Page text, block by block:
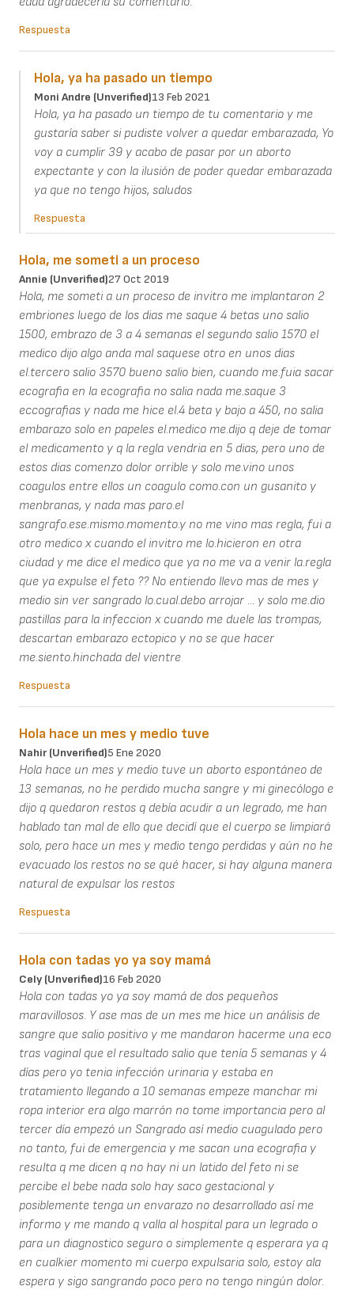
Respuesta
Hola, ya ha pasado un tiempo
Moni Andre (unverified)13 Feb 2021
Hola, ya ha pasado un tiempo de tu comentario y me
gustaría saber si pudiste volver a quedar embarazada, Yo
voy a cumplir 39 y acabo de pasar por un aborto
expectante y con la ilusión de poder quedar embarazada
ya que no tengo hijos, saludos
Respuesta
Hola, me someti a un proceso
Annie (unverified)27 Oct 2019
Hola, me someti a un proceso de invitro me implantaron 2
embriones luego de los dias me saque 4 betas uno salio
1500, embrazo de 3 a 4 semanas el segundo salio 1570 el
medico dijo algo anda mal saquese otro en unos dias
el.tercero salio 3570 bueno salio bien, cuando me.fuia sacar
ecografia en la ecografia no salia nada me.saque 3
eccografias y nada me hice el.4 beta y bajo a 450, no salia
embarazo solo en papeles el.medico me.dijo q deje de tomar
el medicamento y q la regla vendria en 5 dias, pero uno de
estos dias comenzo dolor orrible y solo me.vino unos
coagulos entre ellos un coagulo como.con un gusanito y
menbranas, y nada mas paro.el
sangrafo.ese.mismo.momento.y no me vino mas regla, fui a
otro medico x cuando el invitro me lo.hicieron en otra
ciudad y me dice el medico que ya no me va a venir la.regla
que ya expulse el feto ?? No entiendo llevo mas de mes y
medio sin ver sangrado lo.cual.debo arrojar ... y solo me.dio
pastillas para la infeccion x cuando me duele las trompas,
descartan embarazo ectopico y no se que hacer
me.siento.hinchada del vientre
Respuesta
Hola hace un mes y medio tuve
Nahir (unverified)5 Ene 2020
Hola hace un mes y medio tuve un aborto espontáneo de
13 semanas, no he perdido mucha sangre y mi ginecólogo e
dijo q quedaron restos q debía acudir a un legrado, me han
hablado tan mal de ello que decidí que el cuerpo se limpiará
solo, pero hace un mes y medio tengo perdidas y aún no he
evacuado los restos no se qué hacer, si hay alguna manera
natural de expulsar los restos
Respuesta
Hola con tadas yo ya soy mamá
Cely (unverified)16 Feb 2020
Hola con tadas yo ya soy mamá de dos pequeños
maravillosos. Y ase mas de un mes me hice un análisis de
sangre que salio positivo y me mandaron hacerme una eco
tras vaginal que el resultado salio que tenía 5 semanas y 4
días pero yo tenia infección urinaria y estaba en
tratamiento llegando a 10 semanas empeze manchar mi
ropa interior era algo marrón no tome importancia pero al
tercer día empezó un Sangrado así medio cuagulado pero
no tanto, fui de emergencia y me sacan una ecografia y
resulta q me dicen q no hay ni un latido del feto ni se
percibe el bebe nada solo hay saco gestacional y
posiblemente tenga un envarazo no desarrollado así me
informo y me mando q valla al hospital para un legrado o
para un diagnostico seguro o simplemente q esperara ya q
en cualkier momento mi cuerpo expulsaria solo, estoy ala
espera y sigo sangrando poco pero no tengo ningún dolor.